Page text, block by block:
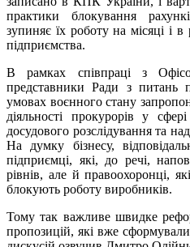
практики блокування
зупиняє їх роботу на місяці і
підприємства.
В рамках співпраці з
представники Ради з питань
умовах воєнного стану
діяльності прокурорів у
досудового розслідування та
На думку бізнесу,
підприємці, які, до речі,
рівнів, але й правоохоронці,
блокують роботу виробників.
Тому так важливе швидке
пропозицій, які вже сформували